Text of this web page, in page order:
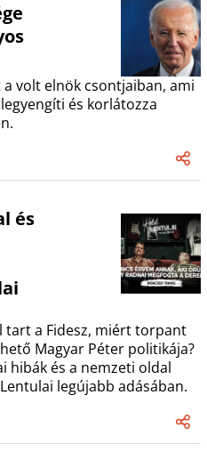
volt elnök csontjaiban, ami
és korlátozza
és
tart a Fidesz, miért torpant
Magyar Péter politikája?
hibák és a nemzeti oldal
legújabb adásában.